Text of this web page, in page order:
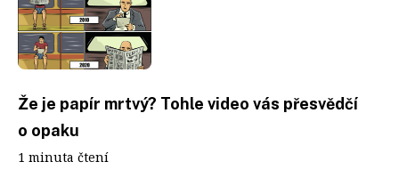
Že je papír mrtvý? Tohle video vás přesvědčí
o opaku
1 minuta čtení